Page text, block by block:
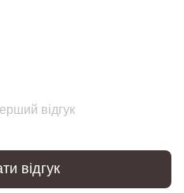
відгук
відгук